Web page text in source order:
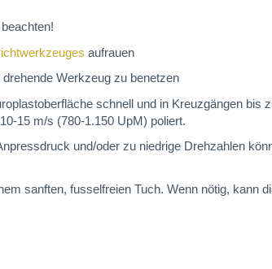
beachten!
aufrauen
Werkzeug zu benetzen
schnell und in Kreuzgängen
15 m/s (780-1.150 UpM) poliert.
und/oder zu niedrige Drehzahlen
sanften, fusselfreien Tuch. Wenn nötig, kann